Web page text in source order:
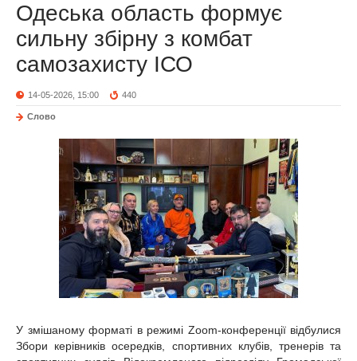
Одеська область формує
сильну збірну з комбат
самозахисту ІСО
14-05-2026, 15:00 440
Слово
У змішаному форматі в режимі Zoom-конференції відбулися
Збори керівників осередків, спортивних клубів, тренерів та